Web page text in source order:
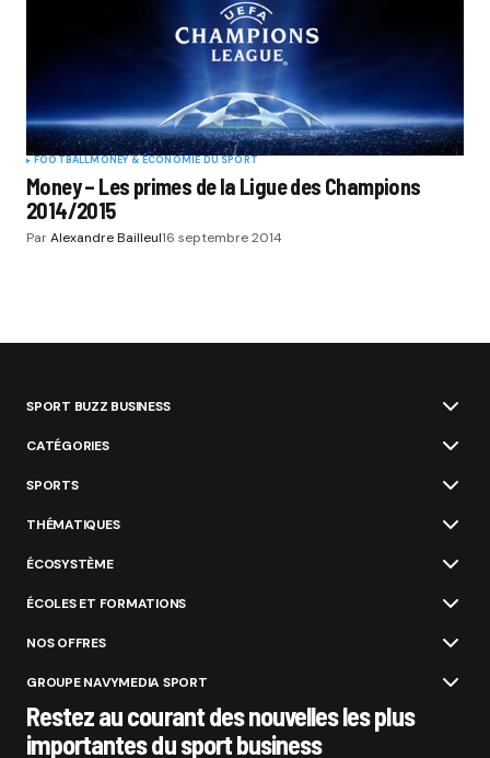
FOOTBALLMONEY & ÉCONOMIE DU SPORT
Money – Les primes de la Ligue des Champions
2014/2015
ParAlexandre Bailleul16 septembre 2014
SPORT BUZZ BUSINESS
CATÉGORIES
SPORTS
THÉMATIQUES
ÉCOSYSTÈME
ÉCOLES ET FORMATIONS
NOS OFFRES
GROUPE NAVYMEDIA SPORT
Restez au courant des nouvelles les plus
importantes du sport business